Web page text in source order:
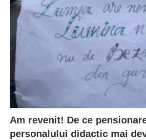
Am revenit! De ce
personalului didactic mai